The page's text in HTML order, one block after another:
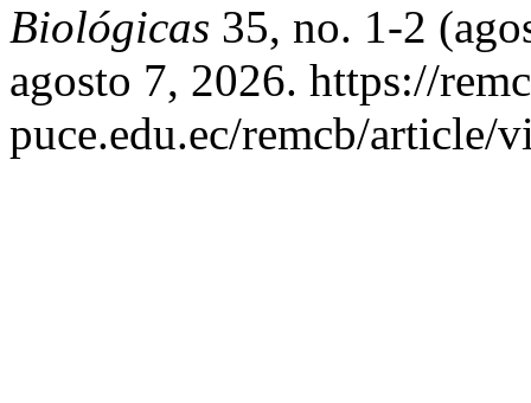
Biológicas 35, no. 1-2
agosto 7, 2026. https://
puce.edu.ec/remcb/article/